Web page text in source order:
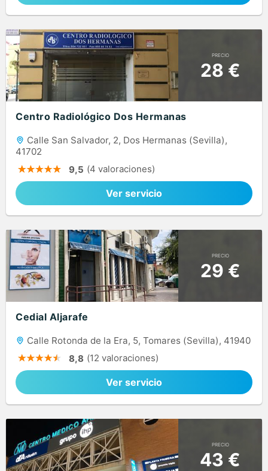
PRECIO
28 €
Centro Radiológico Dos Hermanas
Calle San Salvador, 2, Dos Hermanas (Sevilla),
41702
9,5 (4 valoraciones)
Ver servicio
PRECIO
29 €
Cedial Aljarafe
Calle Rotonda de la Era, 5, Tomares (Sevilla), 41940
8,8 (12 valoraciones)
Ver servicio
PRECIO
43 €